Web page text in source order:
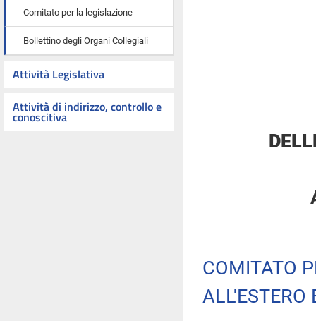
Comitato per la legislazione
Bollettino degli Organi Collegiali
Attività Legislativa
Attività di indirizzo, controllo e
conoscitiva
COMITATO
ALL'ESTERO